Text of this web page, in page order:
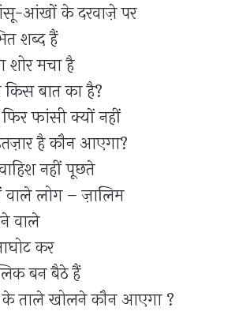
आंखों के दरवाज़े पर
शब्द हैं
मचा है
किस बात का है?
फांसी क्यों नहीं
है कौन आएगा?
नहीं पूछते
लोग – ज़ालिम
वाले
कर
बन बैठे हैं
के ताले खोलने कौन आएगा?